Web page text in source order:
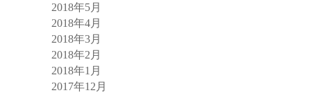
2018年5月
2018年4月
2018年3月
2018年2月
2018年1月
2017年12月